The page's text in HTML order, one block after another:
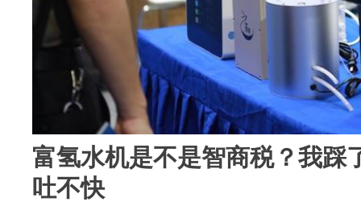
富氢水机是不是智商税？我踩
吐不快